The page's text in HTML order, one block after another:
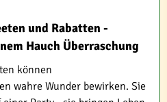
und Rabatten -
Hauch Überraschung
können
wahre Wunder bewirken. Sie